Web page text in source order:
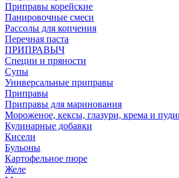
Приправы корейские
Панировочные смеси
Рассолы для копчения
Перечная паста
ПРИПРАВЫЧ
Специи и пряности
Супы
Универсальные приправы
Приправы
Приправы для маринования
Мороженое, кексы, глазури, крема и
Кулинарные добавки
Кисели
Бульоны
Картофельное пюре
Желе